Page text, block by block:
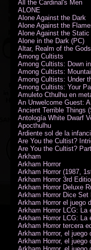
All the Cardinal's Men
ALONE
Alone Against the Dark
Alone Against the
Alone Against the Static
Alone in the Dark (PC)
Altar, Realm of the
Among Cultists
Among Cultists: Down
Among Cultists:
Among Cultists: Under
Among Cultists: Your
Amuleto Cthulhu en
An Unwelcome Guest:
Ancient Terrible Things
Antología White Dwarf
Apocthulhu
Ardiente sol de la
Are You the Cultist?
Are You the Cultist?
Arkham
Arkham Horror
Arkham Horror (1987,
Arkham Horror 3rd
Arkham Horror Deluxe
Arkham Horror Dice
Arkham Horror el juego
Arkham Horror LCG: La
Arkham Horror LCG: La
Arkham Horror tercera
Arkham Horror, el juego
Arkham Horror, el juego